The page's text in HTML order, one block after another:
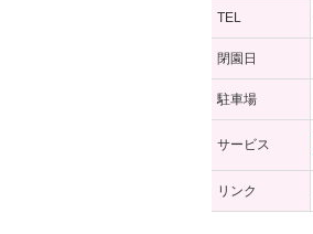
TEL
閉園日
駐車場
サービス
リンク